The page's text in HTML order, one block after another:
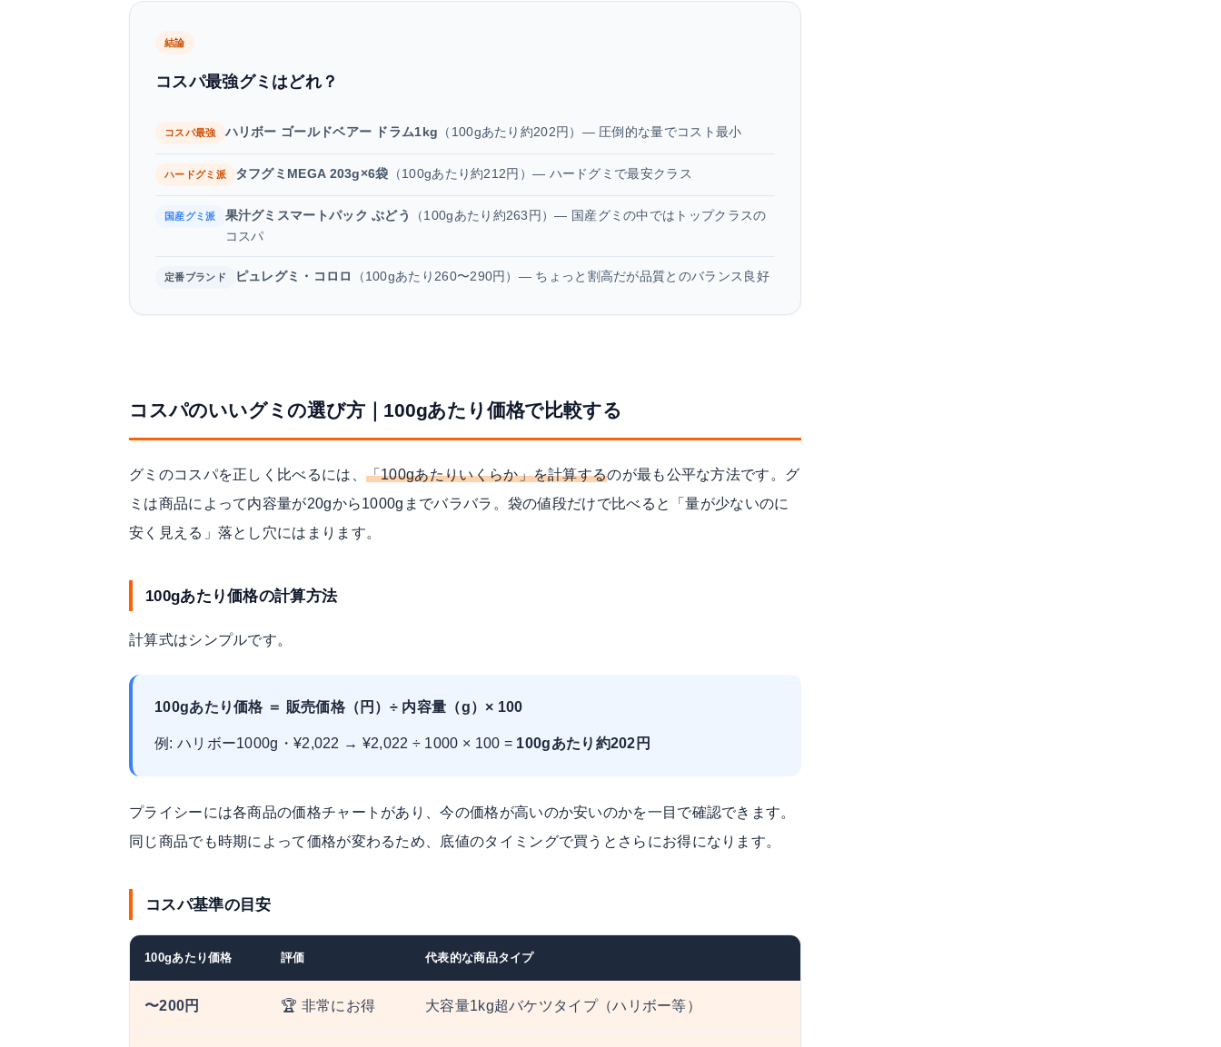
結論
コスパ最強グミはどれ？
コスパ最強 ハリボー ゴールドベアー ドラム1kg （100gあたり約202円）— 圧倒的な量でコスト最小
ハードグミ派 タフグミMEGA 203g×6袋 （100gあたり約212円）— ハードグミで最安クラス
国産グミ派 果汁グミスマートパック ぶどう
（100gあたり約263円）— 国産グミの中ではトップクラスの
コスパ
定番ブランド ピュレグミ・コロロ （100gあたり260〜290円）— ちょっと割高だが品質とのバランス良好
コスパのいいグミの選び方｜100gあたり価格で比較する
グミのコスパを正しく比べるには、 「100gあたりいくらか」を計算するのが最も公平な方法です。グ
ミは商品によって内容量が20gから1000gまでバラバラ。袋の値段だけで比べると「量が少ないのに
安く見える」落とし穴にはまります。
100gあたり価格の計算方法
計算式はシンプルです。
100gあたり価格 ＝ 販売価格（円）÷ 内容量（g）× 100
例: ハリボー1000g・¥2,022 → ¥2,022 ÷ 1000 × 100 = 100gあたり約202円
プライシーには各商品の価格チャートがあり、今の価格が高いのか安いのかを一目で確認できます。
同じ商品でも時期によって価格が変わるため、底値のタイミングで買うとさらにお得になります。
コスパ基準の目安
100gあたり価格 評価 代表的な商品タイプ
〜200円 🏆 非常にお得 大容量1kg超バケツタイプ（ハリボー等）